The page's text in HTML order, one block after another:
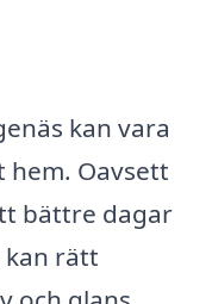
kan vara
Oavsett
bättre dagar
rätt